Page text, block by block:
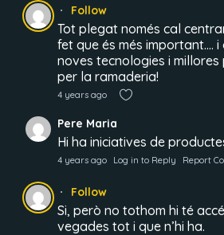
Follow
Tot plegat només cal
fet que és més important….
noves tecnologies i millores
per la ramaderia!
4 years ago
Pere Maria
Hi ha iniciatives de
4 years ago Log in to Reply Report
Follow
Si, però no tothom hi té
vegades tot i que n’hi ha.